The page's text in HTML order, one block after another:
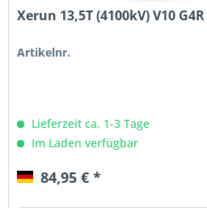
Xerun 13,5T (4100kV) V10
Artikelnr.
Lieferzeit ca. 1-3 Tage
Im Laden verfügbar
84,95 € *